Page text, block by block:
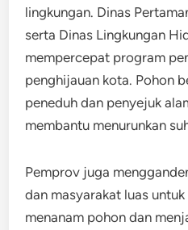
lingkungan. Dinas
serta Dinas Lingkungan
mempercepat program
penghijauan kota. Pohon
peneduh dan penyejuk
membantu menurunkan
Pemprov juga
dan masyarakat luas
menanam pohon dan